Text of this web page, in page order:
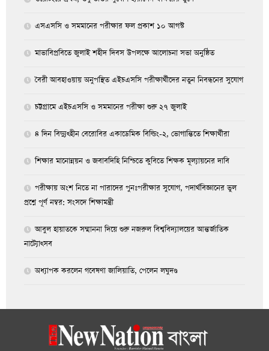
এসএসসি ও সমমানের পরীক্ষার ফল প্রকাশ ১০ আগস্ট
মাভাবিপ্রবিতে জুলাই শহীদ দিবস উপলক্ষে আলোচনা সভা অনুষ্ঠিত
বৈরী আবহাওয়ায় অনুপস্থিত এইচএসসি পরীক্ষার্থীদের নতুন নিবন্ধনের সুযোগ
চট্টগ্রামে এইচএসসি ও সমমানের পরীক্ষা শুরু ২৭ জুলাই
৪ দিন বিদ্যুৎহীন বেরোবির একাডেমিক বিল্ডিং-২, ভোগান্তিতে শিক্ষার্থীরা
শিক্ষার মানোন্নয়ন ও জবাবদিহি নিশ্চিতে কুবিতে শিক্ষক মূল্যায়নের দাবি
পরীক্ষায় অংশ নিতে না পারাদের পুনঃপরীক্ষার সুযোগ, পদার্থবিজ্ঞানের ভুল
প্রশ্নে পূর্ণ নম্বর: সংসদে শিক্ষামন্ত্রী
আবুল হায়াতকে সম্মাননা দিয়ে শুরু নজরুল বিশ্ববিদ্যালয়ের আন্তর্জাতিক
নাট্যোৎসব
অধ্যাপক করলেন গবেষণা জালিয়াতি, পেলেন লঘুদণ্ড